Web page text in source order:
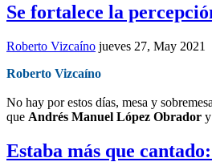
Se fortalece la
Roberto Vizcaíno jueves 27, May 2021
Roberto Vizcaíno
No hay por estos días, mesa y
que Andrés Manuel López Obrador
Estaba más que